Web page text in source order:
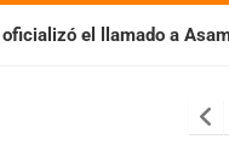
General Ordinaria